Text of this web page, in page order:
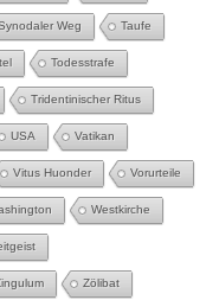
Weg Taufe
Todesstrafe
Tridentinischer Ritus
USA Vatikan
Vitus Huonder Vorurteile
Westkirche
Zölibat